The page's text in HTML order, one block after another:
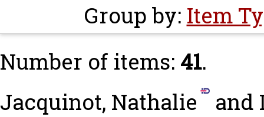
Group by: Item
Number of items: 41.
Jacquinot, Nathalie
and